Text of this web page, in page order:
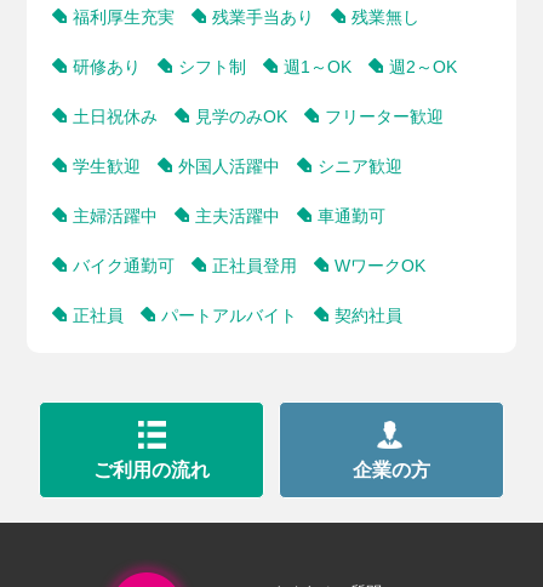
福利厚生充実 残業手当あり 残業無し
研修あり シフト制 週1～OK 週2～OK
土日祝休み 見学のみOK フリーター歓迎
学生歓迎 外国人活躍中 シニア歓迎
主婦活躍中 主夫活躍中 車通勤可
バイク通勤可 正社員登用 WワークOK
正社員 パートアルバイト 契約社員
ご利用の流れ 企業の方